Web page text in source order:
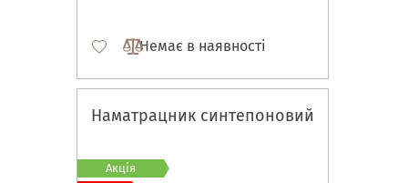
Немає в наявності
Наматрацник синтепоновий
Акція